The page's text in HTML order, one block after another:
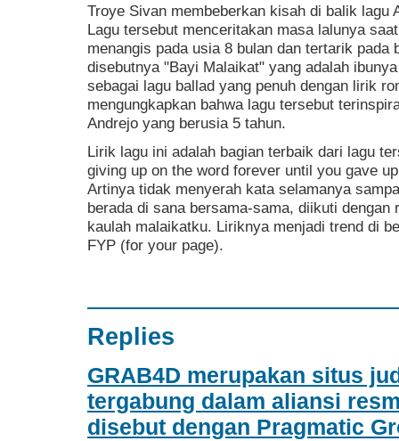
Troye Sivan membeberkan kisah di balik lagu
Lagu tersebut menceritakan masa lalunya
menangis pada usia 8 bulan dan tertarik pada
disebutnya "Bayi Malaikat" yang adalah
sebagai lagu ballad yang penuh dengan lirik
mengungkapkan bahwa lagu tersebut
Andrejo yang berusia 5 tahun.
Lirik lagu ini adalah bagian terbaik dari lagu
giving up on the word forever until you gave
Artinya tidak menyerah kata selamanya
berada di sana bersama-sama, diikuti
kaulah malaikatku. Liriknya menjadi trend di
FYP (for your page).
Replies
GRAB4D merupakan situs
tergabung dalam aliansi
disebut dengan Pragmatic